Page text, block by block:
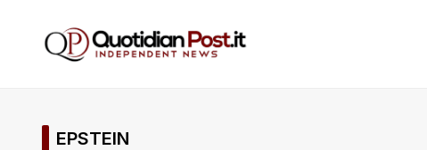
EPSTEIN